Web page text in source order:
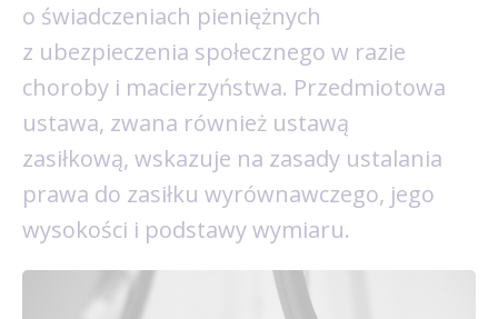
o świadczeniach pieniężnych
z ubezpieczenia społecznego w razie
choroby i macierzyństwa. Przedmiotowa
ustawa, zwana również ustawą
zasiłkową, wskazuje na zasady ustalania
prawa do zasiłku wyrównawczego, jego
wysokości i podstawy wymiaru.